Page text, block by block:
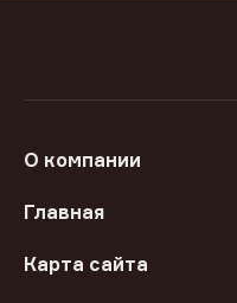
О компании
Главная
Карта сайта